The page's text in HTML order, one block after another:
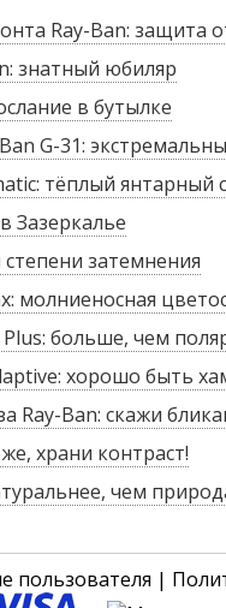
Ray-Ban: защита
знатный юбиляр
в бутылке
G-31:
тёплый янтарный
Зазеркалье
затемнения
молниеносная
больше, чем
хорошо быть
Ray-Ban: скажи
храни контраст!
чем
пользователя |